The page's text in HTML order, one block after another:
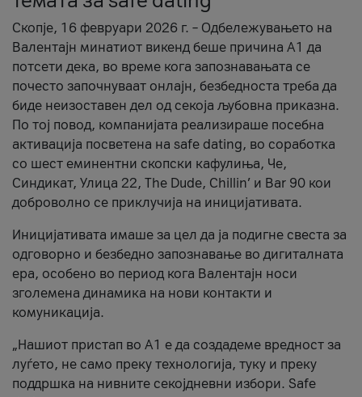
Скопје, 16 февруари 2026 г. – Одбележувањето на
Валентајн минатиот викенд беше причина А1 да
потсети дека, во време кога запознавањата се
почесто започнуваат онлајн, безбедноста треба да
биде неизоставен дел од секоја љубовна приказна.
По тој повод, компанијата реализираше посебна
активација посветена на safe dating, во соработка
со шест еминентни скопски кафулиња, Че,
Синдикат, Улица 22, The Dude, Chillin’ и Bar 90 кои
доброволно се приклучија на иницијативата.
Иницијативата имаше за цел да ја подигне свеста за
одговорно и безбедно запознавање во дигиталната
ера, особено во период кога Валентајн носи
зголемена динамика на нови контакти и
комуникација.
„Нашиот пристап во А1 е да создадеме вредност за
луѓето, не само преку технологија, туку и преку
поддршка на нивните секојдневни избори. Safe